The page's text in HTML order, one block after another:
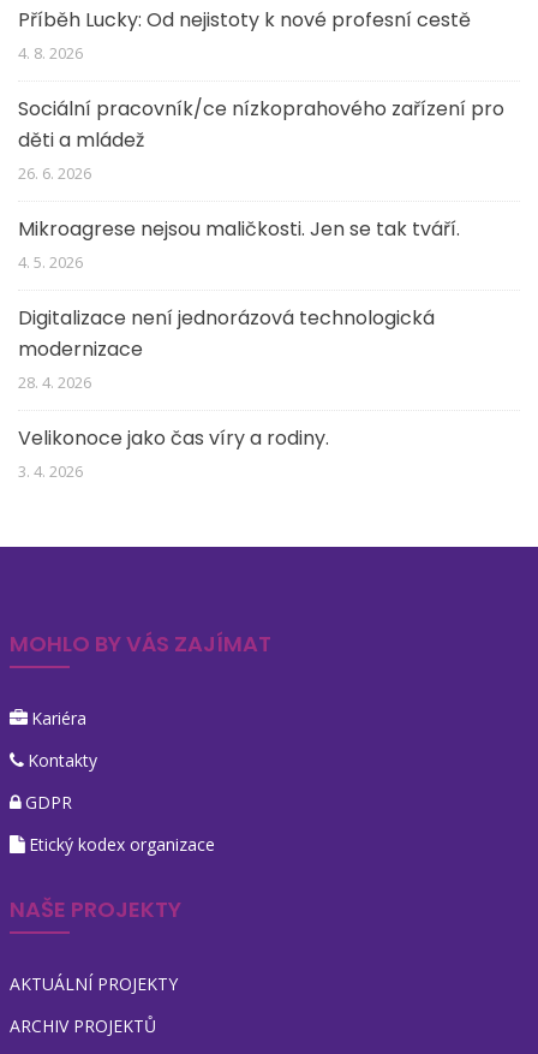
Příběh Lucky: Od nejistoty k nové profesní cestě
4. 8. 2026
Sociální pracovník/ce nízkoprahového zařízení pro
děti a mládež
26. 6. 2026
Mikroagrese nejsou maličkosti. Jen se tak tváří.
4. 5. 2026
Digitalizace není jednorázová technologická
modernizace
28. 4. 2026
Velikonoce jako čas víry a rodiny.
3. 4. 2026
MOHLO BY VÁS ZAJÍMAT
Kariéra
Kontakty
GDPR
Etický kodex organizace
NAŠE PROJEKTY
AKTUÁLNÍ PROJEKTY
ARCHIV PROJEKTŮ